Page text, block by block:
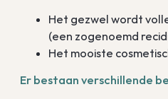
Het gezwel wordt
(een zogenoemd
Het mooiste
Er bestaan verschillende